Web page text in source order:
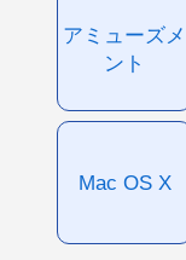
アミューズメ
ント
Mac OS X